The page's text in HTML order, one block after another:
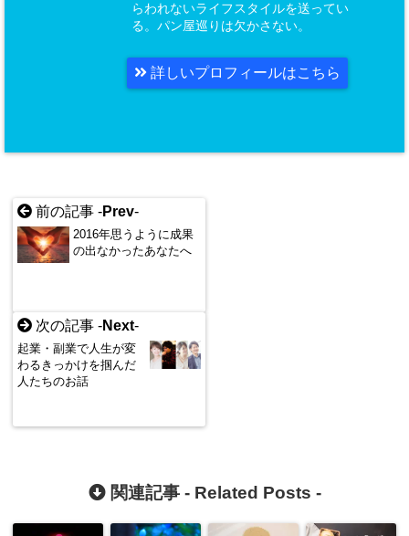
らわれないライフスタイルを送ってい
る。パン屋巡りは欠かさない。
詳しいプロフィールはこちら
前の記事 -Prev-
2016年思うように成果
の出なかったあなたへ
次の記事 -Next-
起業・副業で人生が変
わるきっかけを掴んだ
人たちのお話
関連記事 - Related Posts -